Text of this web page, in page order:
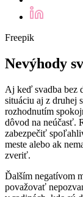
Freepik
Nevýhody
Aj keď svadba bez
situáciu aj z druhej
rozhodnutím
dôvod na neúčasť.
zabezpečiť
meste alebo ak
zveriť.
Ďalším negatívom
považovať